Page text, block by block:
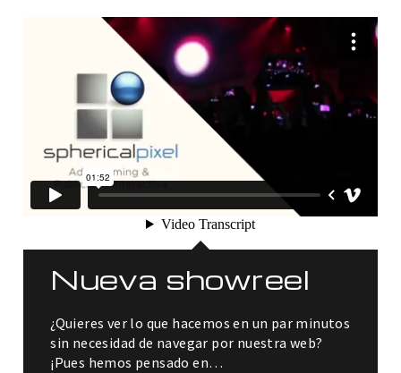
Nueva showreel
¿Quieres ver lo que hacemos en un par minutos
sin necesidad de navegar por nuestra web?
¡Pues hemos pensado en…